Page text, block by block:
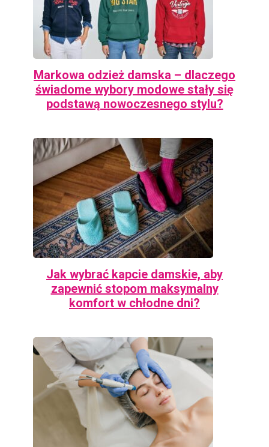
Markowa odzież damska – dlaczego
świadome wybory modowe stały się
podstawą nowoczesnego stylu?
Jak wybrać kapcie damskie, aby
zapewnić stopom maksymalny
komfort w chłodne dni?